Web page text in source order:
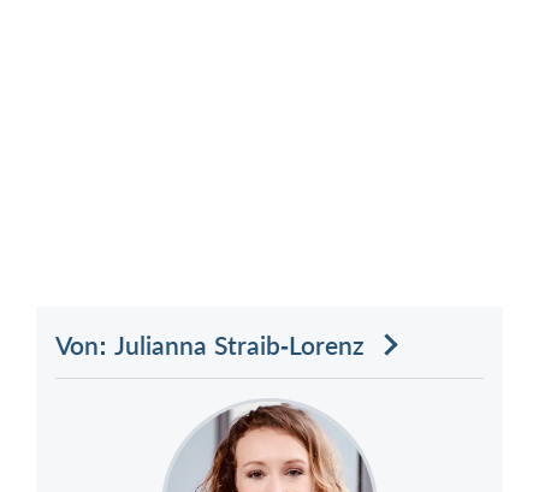
Von: Julianna Straib-Lorenz